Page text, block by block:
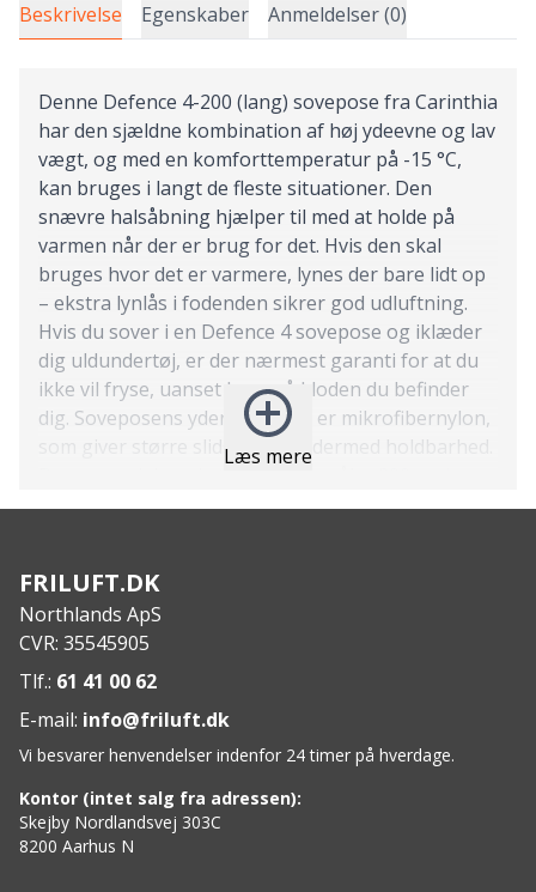
Beskrivelse Egenskaber Anmeldelser (0)
Læs mere
Denne Defence 4-200 (lang) sovepose fra Carinthia
har den sjældne kombination af høj ydeevne og lav
vægt, og med en komforttemperatur på -15 °C,
kan bruges i langt de fleste situationer. Den
snævre halsåbning hjælper til med at holde på
varmen når der er brug for det. Hvis den skal
bruges hvor det er varmere, lynes der bare lidt op
– ekstra lynlås i fodenden sikrer god udluftning.
Hvis du sover i en Defence 4 sovepose og iklæder
dig uldundertøj, er der nærmest garanti for at du
ikke vil fryse, uanset hvor på kloden du befinder
dig. Soveposens ydermateriale er mikrofibernylon,
som giver større slidstyrke og dermed holdbarhed.
længden.
Kvalitetssovepose
Bestseller
Åbning kan lukkes helt til for at minimere
varmeafgivelsen
Specs:
Isolering: G-LOFT Duro, 100% PES 145G/m²
Ydermateriale: Shellproof (100% PA + PU Coating)
Indermateriale: Shelltrans (100% PA)
Længde: 200 cm
FRILUFT.DK
Northlands ApS
CVR: 35545905
Tlf.: 61 41 00 62
E-mail: info@friluft.dk
Vi besvarer henvendelser indenfor 24 timer på hverdage.
Kontor (intet salg fra adressen):
Skejby Nordlandsvej 303C
8200 Aarhus N